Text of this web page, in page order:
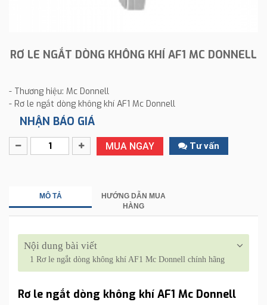
RƠ LE NGẮT DÒNG KHÔNG KHÍ AF1 MC DONNELL
- Thương hiệu: Mc Donnell
- Rơ le ngắt dòng không khí AF1 Mc Donnell
NHẬN BÁO GIÁ
MUA NGAY Tư vấn
MÔ TẢ
HƯỚNG DẪN MUA
HÀNG
Nội dung bài viết
1 Rơ le ngắt dòng không khí AF1 Mc Donnell chính hãng
Rơ le ngắt dòng không khí AF1 Mc Donnell